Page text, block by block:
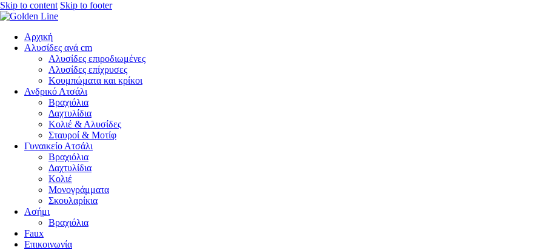
Skip to content Skip to footer
Αρχική
Αλυσίδες ανά cm
Αλυσίδες επιροδιωμένες
Αλυσίδες επίχρυσες
Κουμπώματα και κρίκοι
Ανδρικό Ατσάλι
Βραχιόλια
Δαχτυλίδια
Κολιέ & Αλυσίδες
Σταυροί & Μοτίφ
Γυναικείο Ατσάλι
Βραχιόλια
Δαχτυλίδια
Κολιέ
Μονογράμματα
Σκουλαρίκια
Ασήμι
Βραχιόλια
Faux
Επικοινωνία